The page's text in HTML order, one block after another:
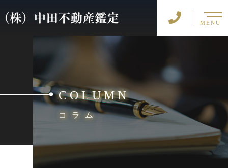
MENU
COLUMN
コラム